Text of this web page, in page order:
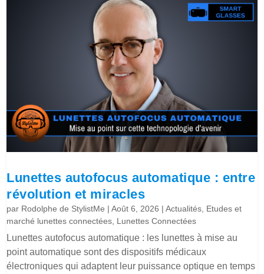
Lunettes autofocus automatique : entre
révolution et miracles
par Rodolphe de StylistMe |Août 6, 2026 |Actualités Etudes et
marché lunettes connectées Lunettes Connectées
Lunettes autofocus automatique : les lunettes à mise au
point automatique sont des dispositifs médicaux
électroniques qui adaptent leur puissance optique en temps